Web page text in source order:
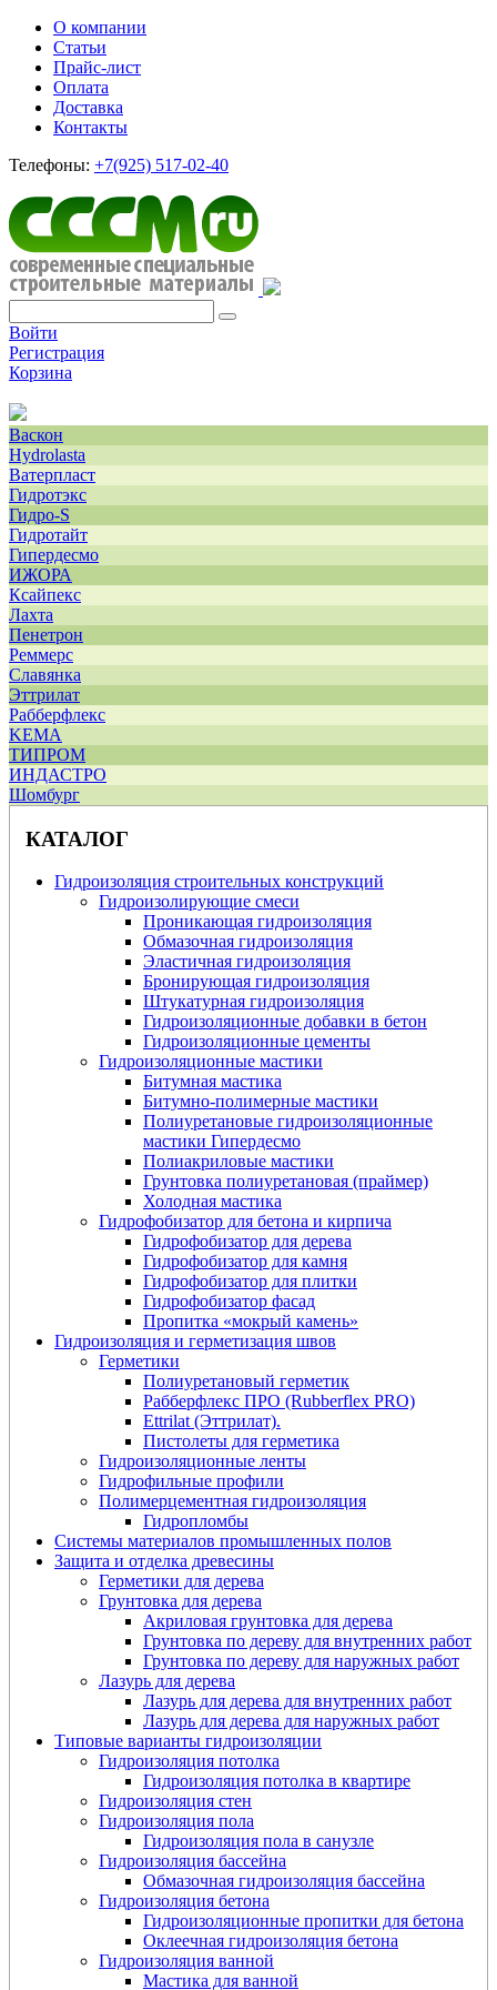
О компании
Статьи
Прайс-лист
Оплата
Доставка
Контакты
Телефоны: +7(925) 517-02-40
Войти
Регистрация
Корзина
Васкон
Hydrolasta
Ватерпласт
Гидротэкс
Гидро-S
Гидротайт
Гипердесмо
ИЖОРА
Ксайпекс
Лахта
Пенетрон
Реммерс
Славянка
Эттрилат
Рабберфлекс
KEMA
ТИПРОМ
ИНДАСТРО
Шомбург
КАТАЛОГ
Гидроизоляция строительных конструкций
Гидроизолирующие смеси
Проникающая гидроизоляция
Обмазочная гидроизоляция
Эластичная гидроизоляция
Бронирующая гидроизоляция
Штукатурная гидроизоляция
Гидроизоляционные добавки в бетон
Гидроизоляционные цементы
Гидроизоляционные мастики
Битумная мастика
Битумно-полимерные мастики
Полиуретановые гидроизоляционные
мастики Гипердесмо
Полиакриловые мастики
Грунтовка полиуретановая (праймер)
Холодная мастика
Гидрофобизатор для бетона и кирпича
Гидрофобизатор для дерева
Гидрофобизатор для камня
Гидрофобизатор для плитки
Гидрофобизатор фасад
Пропитка «мокрый камень»
Гидроизоляция и герметизация швов
Герметики
Полиуретановый герметик
Рабберфлекс ПРО (Rubberflex PRO)
Ettrilat (Эттрилат).
Пистолеты для герметика
Гидроизоляционные ленты
Гидрофильные профили
Полимерцементная гидроизоляция
Гидропломбы
Системы материалов промышленных полов
Защита и отделка древесины
Герметики для дерева
Грунтовка для дерева
Акриловая грунтовка для дерева
Грунтовка по дереву для внутренних работ
Грунтовка по дереву для наружных работ
Лазурь для дерева
Лазурь для дерева для внутренних работ
Лазурь для дерева для наружных работ
Типовые варианты гидроизоляции
Гидроизоляция потолка
Гидроизоляция потолка в квартире
Гидроизоляция стен
Гидроизоляция пола
Гидроизоляция пола в санузле
Гидроизоляция бассейна
Обмазочная гидроизоляция бассейна
Гидроизоляция бетона
Гидроизоляционные пропитки для бетона
Оклеечная гидроизоляция бетона
Гидроизоляция ванной
Мастика для ванной